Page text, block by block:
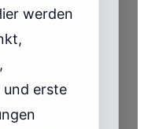
werden
erste